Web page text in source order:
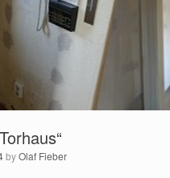
byOlaf Fieber